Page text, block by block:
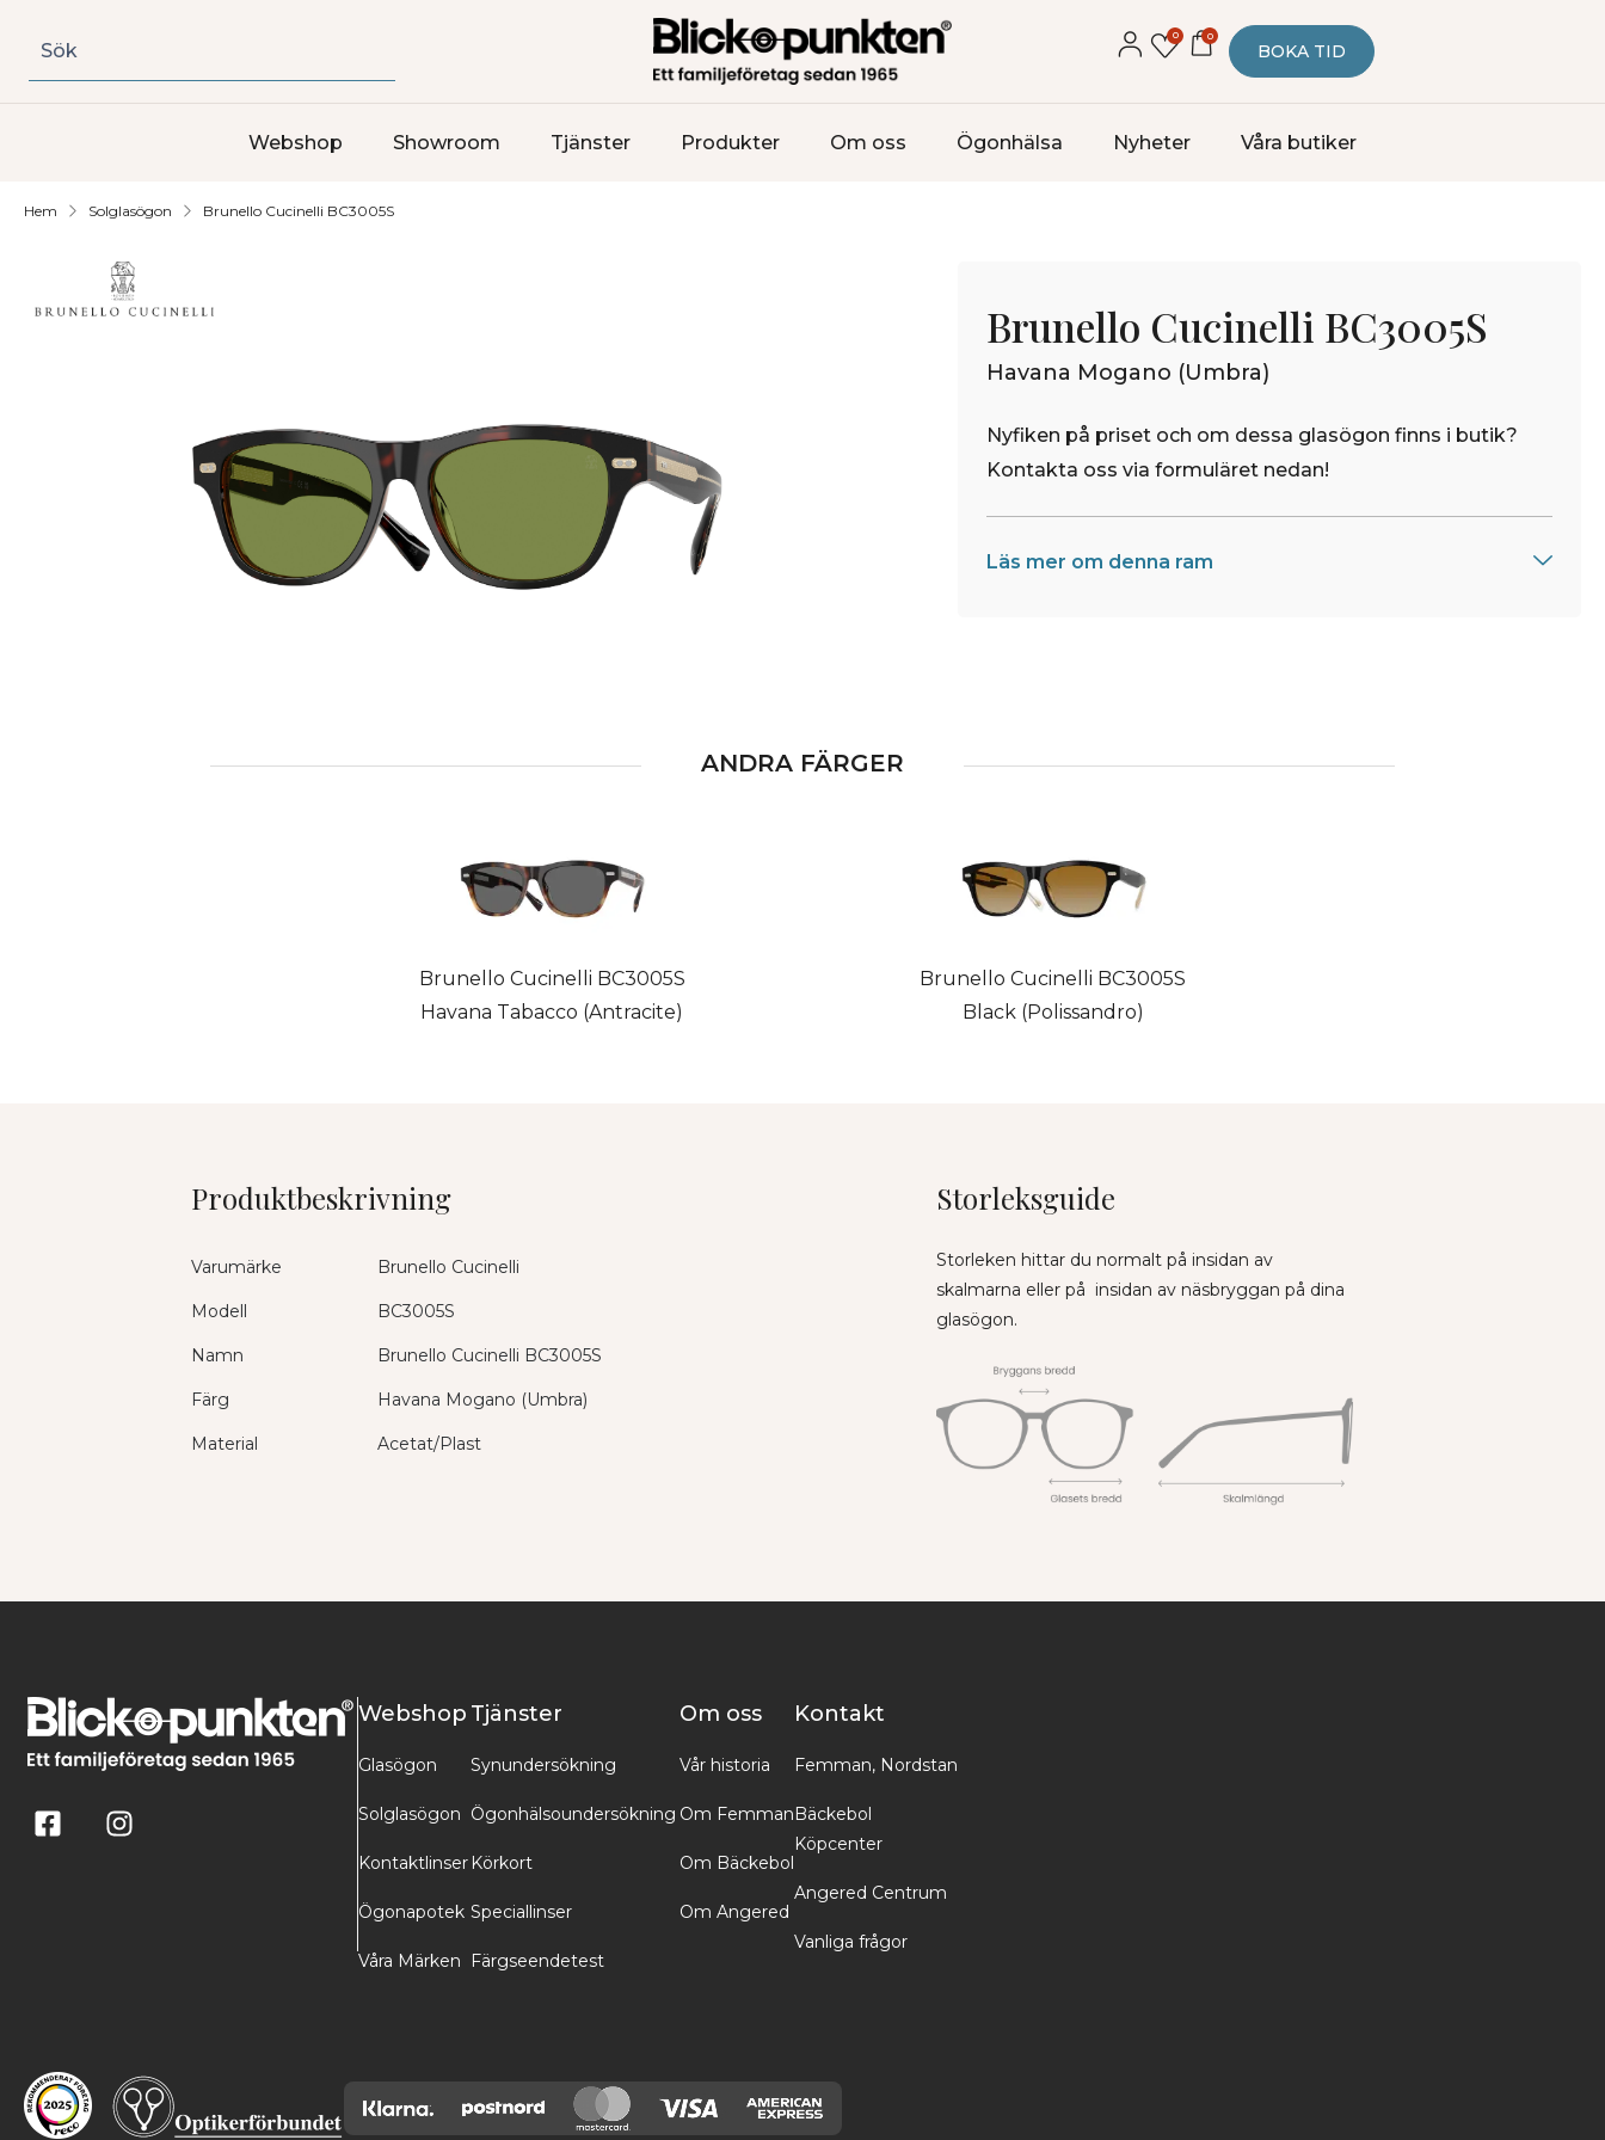
Sök
0 0
BOKA TID
Webshop Showroom Tjänster Produkter Om oss Ögonhälsa Nyheter Våra butiker
Hem Solglasögon Brunello Cucinelli BC3005S
Brunello Cucinelli BC3005S
Havana Mogano (Umbra)
Nyfiken på priset och om dessa glasögon finns i butik?
Kontakta oss via formuläret nedan!
Läs mer om denna ram
ANDRA FÄRGER
Brunello Cucinelli BC3005S
Havana Tabacco (Antracite)
Brunello Cucinelli BC3005S
Black (Polissandro)
Produktbeskrivning
Varumärke Brunello Cucinelli
Modell BC3005S
Namn Brunello Cucinelli BC3005S
Färg Havana Mogano (Umbra)
Material Acetat/Plast
Storleksguide
Storleken hittar du normalt på insidan av
skalmarna eller på insidan av näsbryggan på dina
glasögon.
Webshop
Glasögon
Solglasögon
Kontaktlinser
Ögonapotek
Våra Märken
Tjänster
Synundersökning
Ögonhälsoundersökning
Körkort
Speciallinser
Färgseendetest
Om oss
Vår historia
Om Femman
Om Bäckebol
Om Angered
Kontakt
Femman, Nordstan
Bäckebol
Köpcenter
Angered Centrum
Vanliga frågor